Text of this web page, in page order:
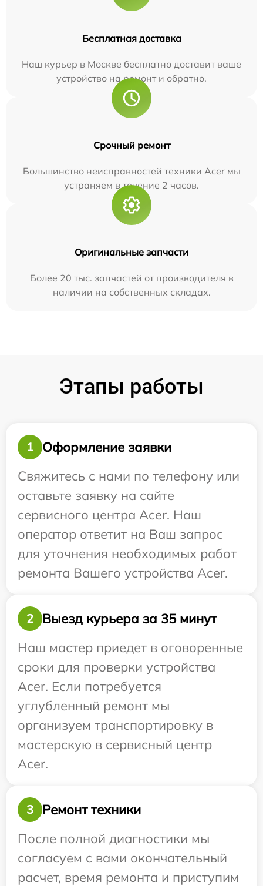
Бесплатная доставка
Наш курьер в Москве бесплатно доставит ваше
устройство на ремонт и обратно.
Срочный ремонт
Большинство неисправностей техники Acer мы
устраняем в течение 2 часов.
Оригинальные запчасти
Более 20 тыс. запчастей от производителя в
наличии на собственных складах.
Этапы работы
1
Оформление заявки
Свяжитесь с нами по телефону или
оставьте заявку на сайте
сервисного центра Acer. Наш
оператор ответит на Ваш запрос
для уточнения необходимых работ
ремонта Вашего устройства Acer.
2
Выезд курьера за 35 минут
Наш мастер приедет в оговоренные
сроки для проверки устройства
Acer. Если потребуется
углубленный ремонт мы
организуем транспортировку в
мастерскую в сервисный центр
Acer.
3
Ремонт техники
После полной диагностики мы
согласуем с вами окончательный
расчет, время ремонта и приступим